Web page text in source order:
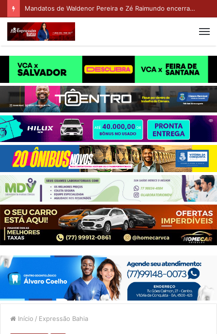
Mandatos de Waldenor Pereira e Zé Raimundo encerram ciclo de plenárias virtuais com foco na organização da campanha eleitoral
Início / Expressão Bahia